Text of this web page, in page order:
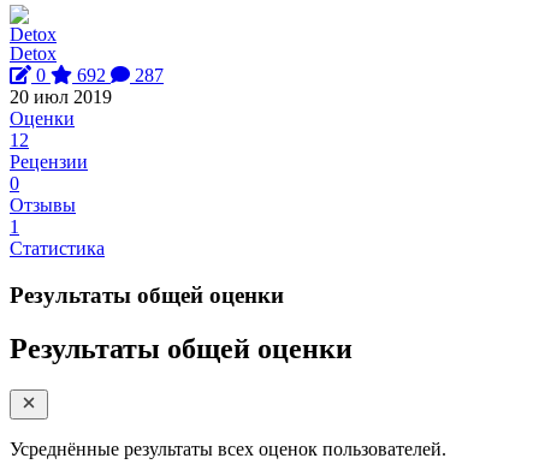
Detox
0
692
287
20 июл 2019
Оценки
12
Рецензии
0
Отзывы
1
Статистика
Результаты общей оценки
Результаты общей оценки
Усреднённые результаты всех оценок пользователей.